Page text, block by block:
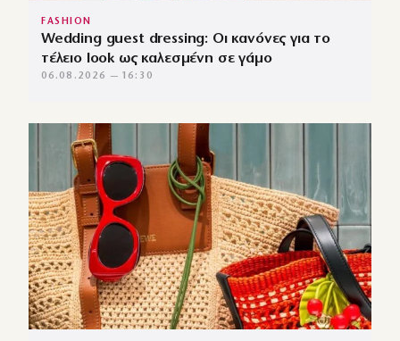
FASHION
Wedding guest dressing: Οι κανόνες για το
τέλειο look ως καλεσμένη σε γάμο
06.08.2026 — 16:30